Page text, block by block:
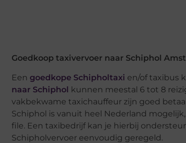
Goedkoop taxivervoer naar Schiphol
Een goedkope Schipholtaxi en/of taxibus
naar Schiphol kunnen meestal 6 tot 8
vakbekwame taxichauffeur zijn goed
Schiphol is vanuit heel Nederland
file. Een taxibedrijf kan je hierbij
Schipholvervoer eenvoudig geregeld.